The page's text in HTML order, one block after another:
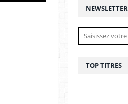
NEWSLETTER
TOP TITRES